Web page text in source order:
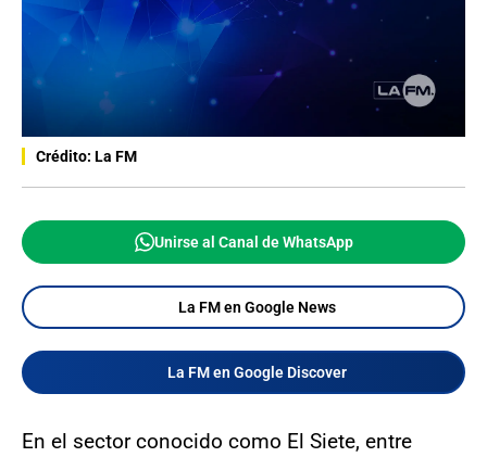
Crédito: La FM
Unirse al Canal de WhatsApp
La FM en Google News
La FM en Google Discover
En el sector conocido como El Siete, entre